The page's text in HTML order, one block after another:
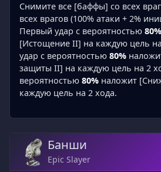
Снимите все [баффы] со всех
всех врагов (100% атаки + 2%
Первый удар с вероятностью 80%
[Истощение II] на каждую цель
удар с вероятностью 80%
защиты II] на каждую цель на 2
вероятностью 80% наложит
каждую цель на 2 хода.
Банши
Epic Slayer